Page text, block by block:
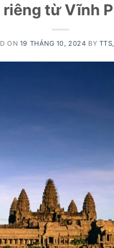
riêng từ Vĩnh
ON 19 THÁNG 10, 2024 BY